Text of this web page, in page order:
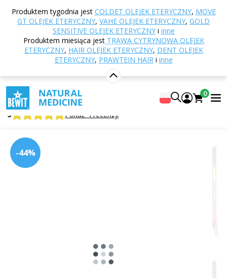
Produktem tygodnia jest COLDET OLEJEK ETERYCZNY, MOVE
GT OLEJEK ETERYCZNY, VAHE OLEJEK ETERYCZNY, GOLD
SENSITIVE OLEJEK ETERYCZNYi inne
Produktem miesiąca jest TRAWA CYTRYNOWA OLEJEK
ETERYCZNY, HAIR OLEJEK ETERYCZNY, DENT OLEJEK
ETERYCZNY, PRAWTEIN HAIRi inne
0
Strona główna
diety
Superfoods Sproszkowane soki
Wiśnia
BIO RAW, sproszkowany sok
Wiśnia BIO RAW, sproszkowany sok
Suplement diety
BEWIT Tart Cherry Juice Powder ORGANIC RAW
5 Pokaż 4 recenzji
-44%